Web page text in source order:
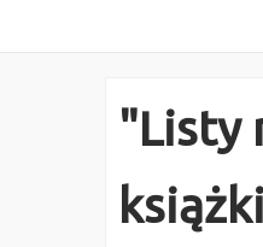
"Listy
książki